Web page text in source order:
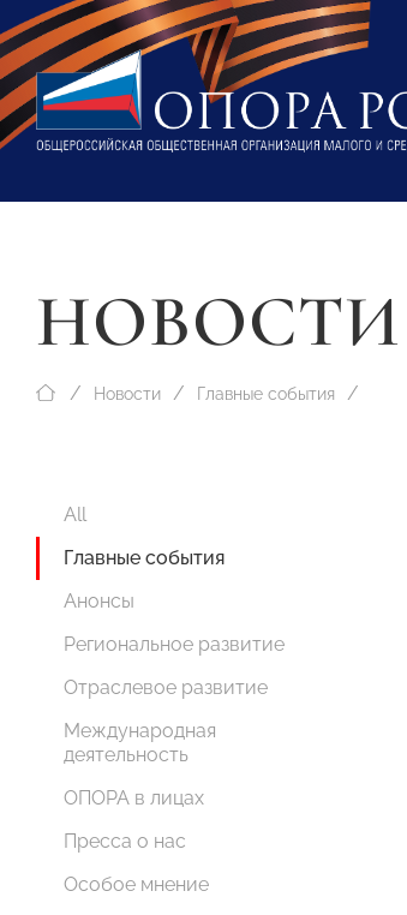
НОВОСТИ
Новости Главные события
All
Главные события
Анонсы
Региональное развитие
Отраслевое развитие
Международная
деятельность
ОПОРА в лицах
Пресса о нас
Особое мнение